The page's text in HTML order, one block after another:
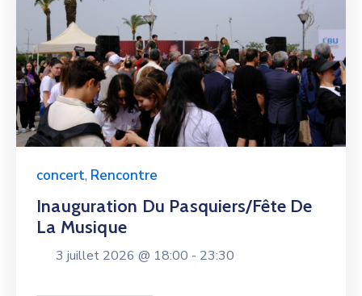
concert, Rencontre
Inauguration Du Pasquiers/fête De
La Musique
3 juillet 2026 @ 18:00 - 23:30